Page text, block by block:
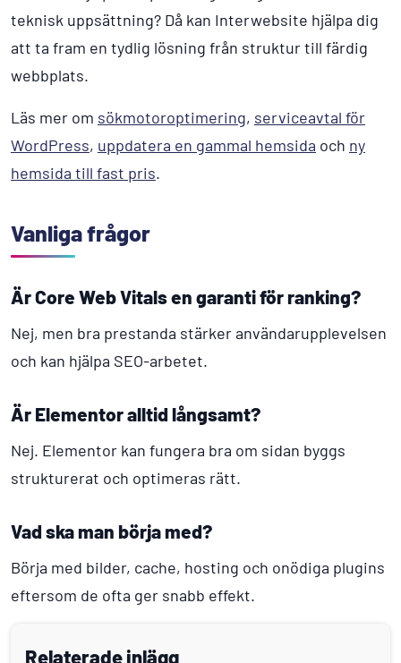
teknisk uppsättning? Då kan Interwebsite hjälpa dig
att ta fram en tydlig lösning från struktur till färdig
webbplats.
Läs mer om sökmotoroptimering, serviceavtal för
WordPress, uppdatera en gammal hemsida och ny
hemsida till fast pris.
Vanliga frågor
Är Core Web Vitals en garanti för ranking?
Nej, men bra prestanda stärker användarupplevelsen
och kan hjälpa SEO-arbetet.
Är Elementor alltid långsamt?
Nej. Elementor kan fungera bra om sidan byggs
strukturerat och optimeras rätt.
Vad ska man börja med?
Börja med bilder, cache, hosting och onödiga plugins
eftersom de ofta ger snabb effekt.
Relaterade inlägg